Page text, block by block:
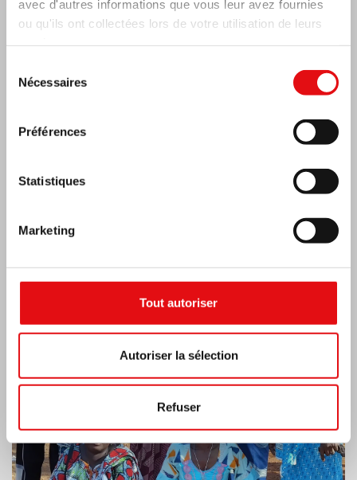
avec d'autres informations que vous leur avez fournies
ou qu'ils ont collectées lors de votre utilisation de leurs
Nécessaires
Préférences
Statistiques
Marketing
Tout autoriser
Autoriser la sélection
Refuser
RÉPUBLIQUE CENTRAFRICAINE : 6e